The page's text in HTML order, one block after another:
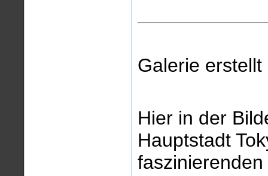
Galerie
Hier in der
Hauptstadt